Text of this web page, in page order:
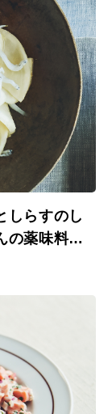
しらすのし
の薬味料理